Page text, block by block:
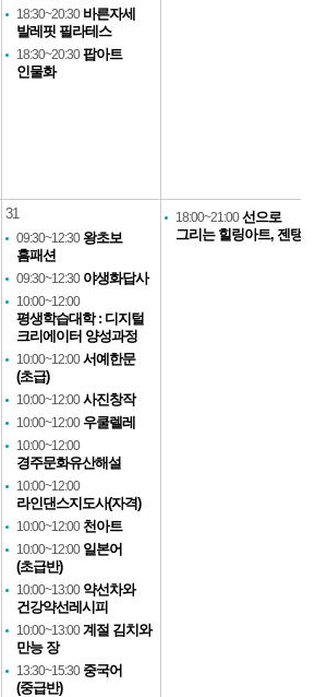
18:30~20:30 바른자세
발레핏 필라테스
18:30~20:30 팝아트
인물화
31
09:30~12:30 왕초보
홈패션
09:30~12:30 야생화답사
10:00~12:00
평생학습대학 : 디지털
크리에이터 양성과정
10:00~12:00 서예한문
(초급)
10:00~12:00 사진창작
10:00~12:00 우쿨렐레
10:00~12:00
경주문화유산해설
10:00~12:00
라인댄스지도사(자격)
10:00~12:00 천아트
10:00~12:00 일본어
(초급반)
10:00~13:00 약선차와
건강약선레시피
10:00~13:00 계절 김치와
만능 장
13:30~15:30 중국어
(중급반)
18:00~21:00 선으로
그리는 힐링아트, 젠탱글